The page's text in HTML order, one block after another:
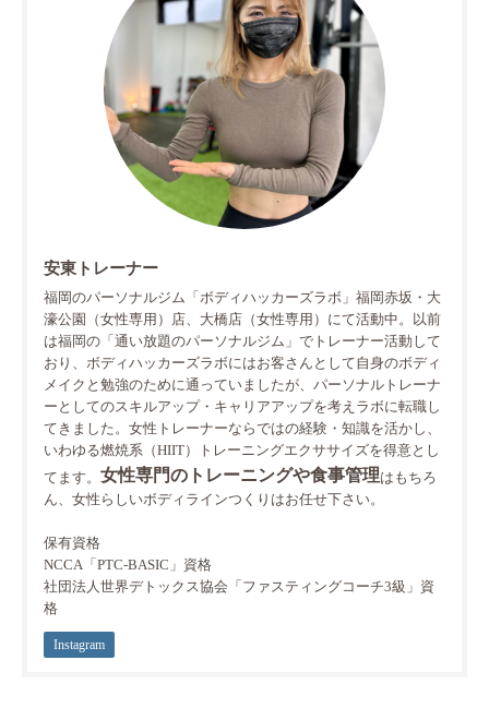
安東トレーナー
福岡のパーソナルジム「ボディハッカーズラボ」福岡赤坂・大
濠公園（女性専用）店、大橋店（女性専用）にて活動中。以前
は福岡の「通い放題のパーソナルジム」でトレーナー活動して
おり、ボディハッカーズラボにはお客さんとして自身のボディ
メイクと勉強のために通っていましたが、パーソナルトレーナ
ーとしてのスキルアップ・キャリアアップを考えラボに転職し
てきました。女性トレーナーならではの経験・知識を活かし、
いわゆる燃焼系（HIIT）トレーニングエクササイズを得意とし
てます。 女性専門のトレーニングや食事管理はもちろ
ん、女性らしいボディラインつくりはお任せ下さい。
保有資格
NCCA「PTC-BASIC」資格
社団法人世界デトックス協会「ファスティングコーチ3級」資
格
Instagram